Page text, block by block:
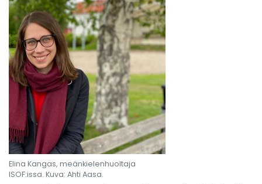
Elina Kangas, meänkielenhuoltaja
ISOF:issa. Kuva: Ahti Aasa.